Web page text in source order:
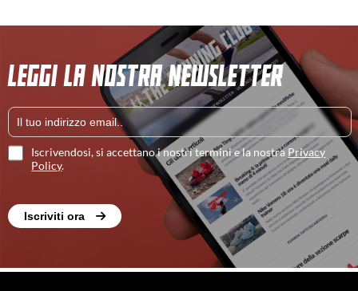
LEGGI LA NOSTRA NEWSLETTER
Iscrivendosi, si accettano i nostri termini e la nostraPrivacy
Policy.
Iscriviti ora